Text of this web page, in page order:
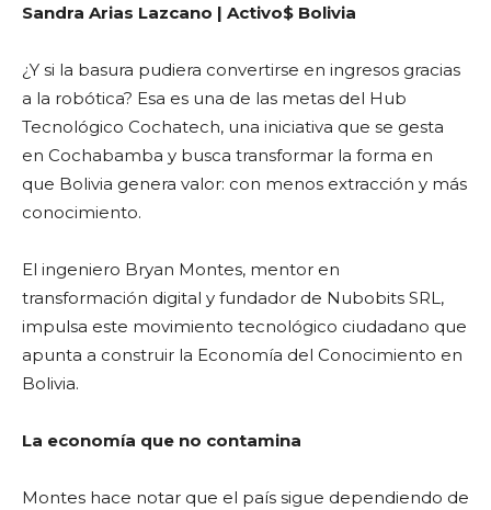
Sandra Arias Lazcano | Activo$ Bolivia
¿Y si la basura pudiera convertirse en ingresos gracias
a la robótica? Esa es una de las metas del Hub
Tecnológico Cochatech, una iniciativa que se gesta
en Cochabamba y busca transformar la forma en
que Bolivia genera valor: con menos extracción y más
conocimiento.
El ingeniero Bryan Montes, mentor en
transformación digital y fundador de Nubobits SRL,
impulsa este movimiento tecnológico ciudadano que
apunta a construir la Economía del Conocimiento en
Bolivia.
La economía que no contamina
Montes hace notar que el país sigue dependiendo de